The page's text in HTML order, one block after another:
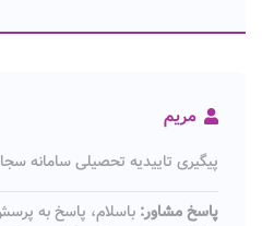
مریم
پیگیری تاییدیه تحصیلی سامانه
پاسخ مشاور: باسلام، پاسخ به